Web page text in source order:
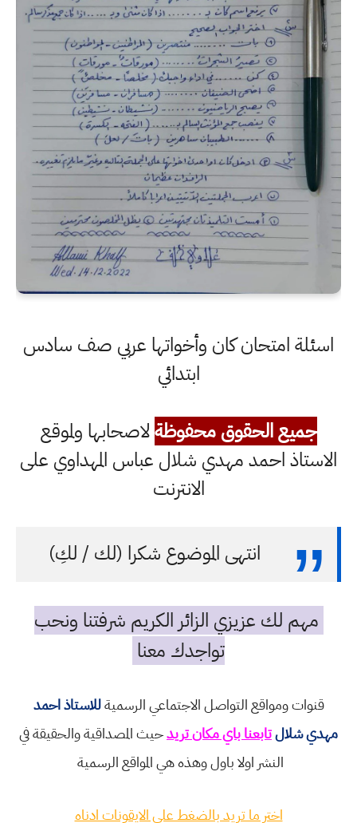
اسئلة امتحان كان وأخواتها عربي صف سادس
ابتدائي
جميع الحقوق محفوظةلاصحابها ولموقع
الاستاذ احمد مهدي شلال عباس المهداوي على
الانترنت
انتهى الموضوع شكرا (لك / لكِ)
مهم لك عزيزي الزائر الكريم شرفتنا ونحب
تواجدك معنا
قنوات ومواقع التواصل الاجتماعي الرسميةللاستاذ احمد
مهدي شلالتابعنا باي مكان تريدحيث المصداقية والحقيقة في
النشر اولا باول وهذه هي المواقع الرسمية
اختر ما تريد بالضغط على الايقونات ادناه